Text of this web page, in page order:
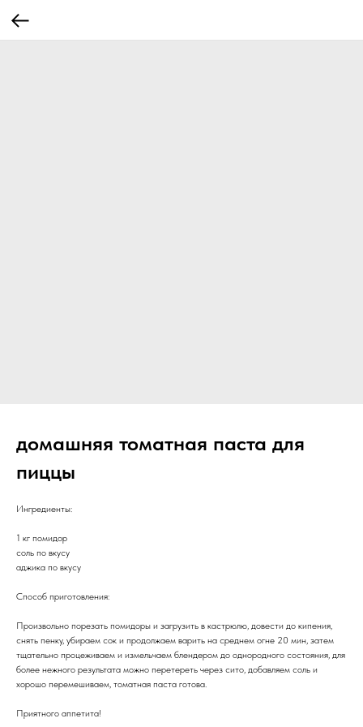
домашняя томатная паста для
пиццы
Ингредиенты:
1 кг помидор
соль по вкусу
аджика по вкусу
Способ приготовления:
Произвольно порезать помидоры и загрузить в кастрюлю, довести до кипения,
снять пенку, убираем сок и продолжаем варить на среднем огне 20 мин, затем
тщательно процеживаем и измельчаем блендером до однородного состояния, для
более нежного результата можно перетереть через сито, добавляем соль и
хорошо перемешиваем, томатная паста готова.
Приятного аппетита!